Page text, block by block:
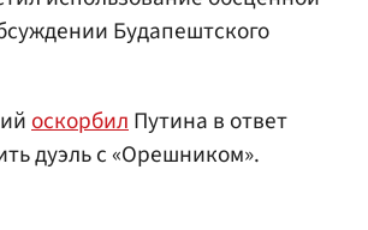
Будапештского
оскорбилПутина в ответ
дуэль с «Орешником».